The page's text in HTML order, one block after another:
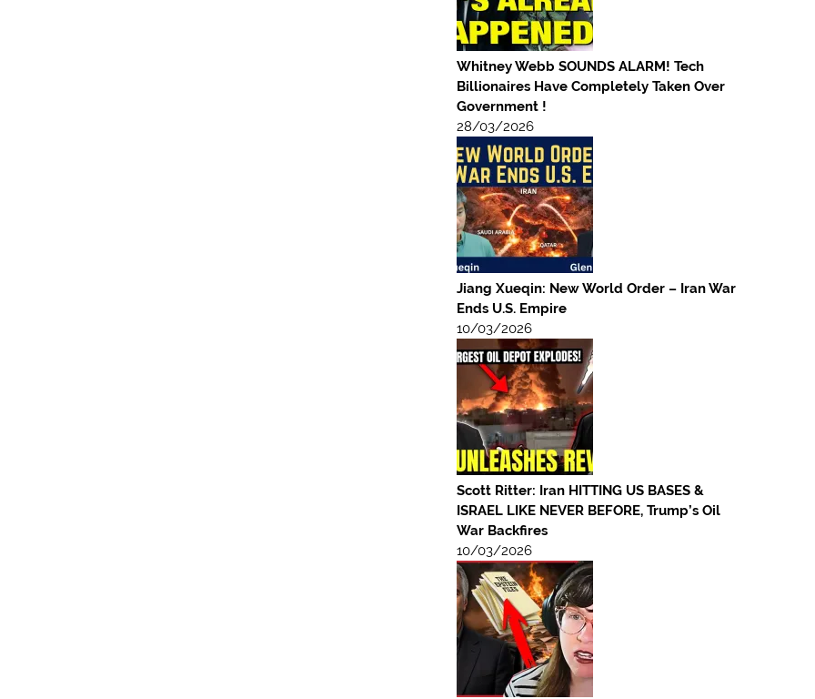
Whitney Webb SOUNDS ALARM! Tech
Billionaires Have Completely Taken Over
Government !
28/03/2026
Jiang Xueqin: New World Order – Iran War
Ends U.S. Empire
10/03/2026
Scott Ritter: Iran HITTING US BASES &
ISRAEL LIKE NEVER BEFORE, Trump’s Oil
War Backfires
10/03/2026